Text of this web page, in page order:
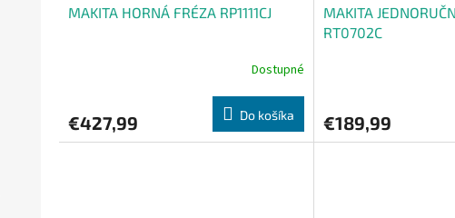
A
R
M
MAKITA HORNÁ FRÉZA RP1111CJ
Dostupné
€427,99 Do košíka
MAKITA
RT0702C
€189,99